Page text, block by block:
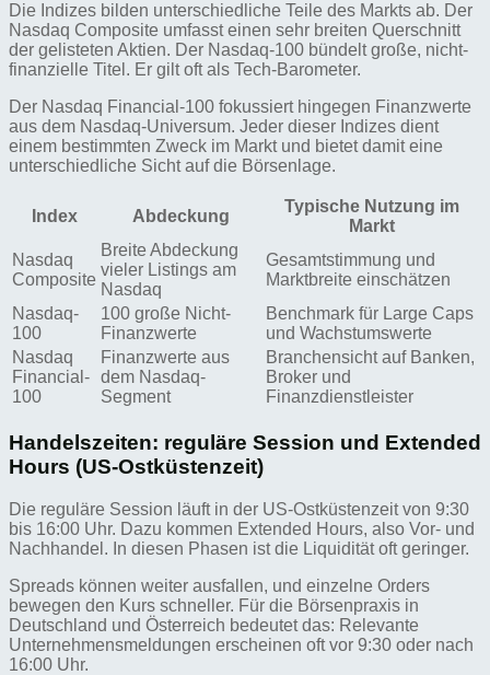
Die Indizes bilden unterschiedliche Teile des Markts ab. Der
Nasdaq Composite umfasst einen sehr breiten Querschnitt
der gelisteten Aktien. Der Nasdaq-100 bündelt große, nicht-
finanzielle Titel. Er gilt oft als Tech-Barometer.
Der Nasdaq Financial-100 fokussiert hingegen Finanzwerte
aus dem Nasdaq-Universum. Jeder dieser Indizes dient
einem bestimmten Zweck im Markt und bietet damit eine
unterschiedliche Sicht auf die Börsenlage.
Index Abdeckung
Typische Nutzung im
Markt
Nasdaq
Composite
Breite Abdeckung
vieler Listings am
Nasdaq
Gesamtstimmung und
Marktbreite einschätzen
Nasdaq-
100
100 große Nicht-
Finanzwerte
Benchmark für Large Caps
und Wachstumswerte
Nasdaq
Financial-
100
Finanzwerte aus
dem Nasdaq-
Segment
Branchensicht auf Banken,
Broker und
Finanzdienstleister
Handelszeiten: reguläre Session und Extended
Hours (US-Ostküstenzeit)
Die reguläre Session läuft in der US-Ostküstenzeit von 9:30
bis 16:00 Uhr. Dazu kommen Extended Hours, also Vor- und
Nachhandel. In diesen Phasen ist die Liquidität oft geringer.
Spreads können weiter ausfallen, und einzelne Orders
bewegen den Kurs schneller. Für die Börsenpraxis in
Deutschland und Österreich bedeutet das: Relevante
Unternehmensmeldungen erscheinen oft vor 9:30 oder nach
16:00 Uhr.